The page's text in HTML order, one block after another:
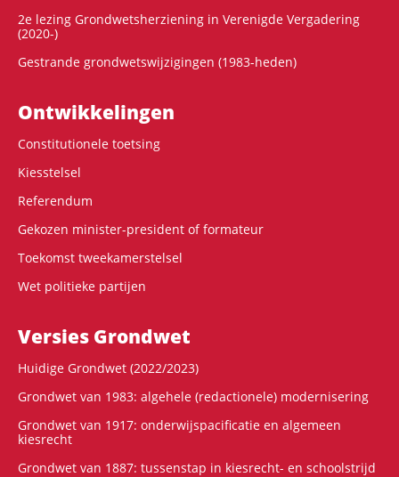
2e lezing Grondwetsherziening in Verenigde Vergadering
(2020-)
Gestrande grondwetswijzigingen (1983-heden)
Ontwikke­lingen
Constitutionele toetsing
Kiesstelsel
Referendum
Gekozen minister-president of formateur
Toekomst tweekamerstelsel
Wet politieke partijen
Versies Grondwet
Huidige Grondwet (2022/2023)
Grondwet van 1983: algehele (redactionele) modernisering
Grondwet van 1917: onderwijspacificatie en algemeen
kiesrecht
Grondwet van 1887: tussenstap in kiesrecht- en schoolstrijd